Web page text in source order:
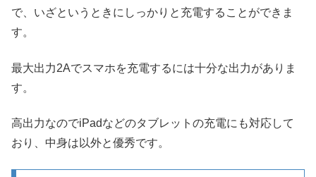
で、いざというときにしっかりと充電することができま
す。
最大出力2Aでスマホを充電するには十分な出力がありま
す。
高出力なのでiPadなどのタブレットの充電にも対応して
おり、中身は以外と優秀です。